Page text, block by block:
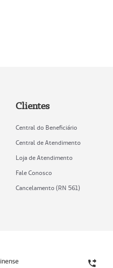
Clientes
Central do Beneficiário
Central de Atendimento
Loja de Atendimento
Fale Conosco
Cancelamento (RN 561)